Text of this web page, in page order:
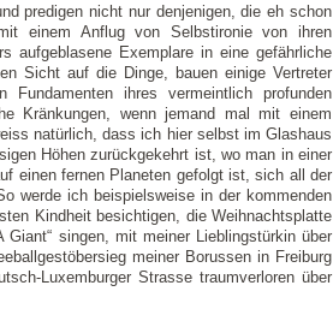
predigen nicht nur denjenigen, die eh schon
einem Anflug von Selbstironie von ihren
aufgeblasene Exemplare in eine gefährliche
Sicht auf die Dinge, bauen einige Vertreter
ihres vermeintlich profunden
Kränkungen, wenn jemand mal mit einem
natürlich, dass ich hier selbst im Glashaus
Höhen zurückgekehrt ist, wo man in einer
einen fernen Planeten gefolgt ist, sich all der
werde ich beispielsweise in der kommenden
Kindheit besichtigen, die Weihnachtsplatte
singen, mit meiner Lieblingstürkin über
meiner Borussen in Freiburg
Luxemburger Strasse traumverloren über